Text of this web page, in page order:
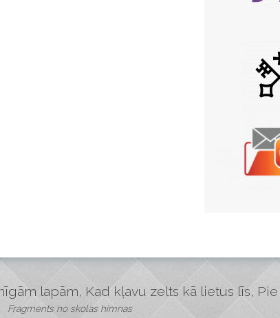
lapām, Kad kļavu zelts kā lietus līs,
Fragments no skolas himnas